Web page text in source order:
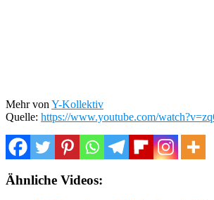
Mehr von Y-Kollektiv
Quelle: https://www.youtube.com/
Ähnliche Videos: